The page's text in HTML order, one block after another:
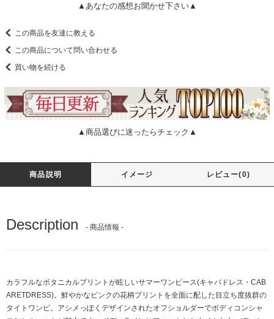
▲あなたの感想お聞かせ下さい▲
この商品を友達に教える
この商品について問い合わせる
買い物を続ける
▲商品選びに迷ったらチェック▲
商品説明 イメージ レビュー(0)
Description - 商品情報 -
カラフルなボタニカルプリントが眩しいサマーワンピース(キャバドレス・CAB
ARETDRESS)。鮮やかなピンクの花柄プリントを全面に配した目立ち度抜群の
タイトワンピ。アシメっぽくデザインされたオフショルダーでボディコンシャ